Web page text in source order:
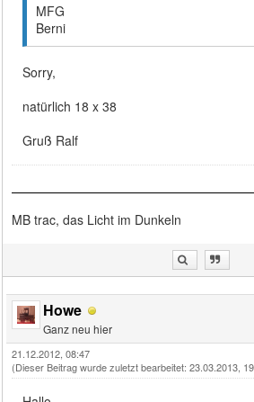
MFG
Berni
Sorry,
natürlich 18 x 38
Gruß Ralf
MB trac, das Licht im Dunkeln
Howe
Ganz neu hier
21.12.2012, 08:47
(Dieser Beitrag wurde zuletzt bearbeitet: 23.03.2013,